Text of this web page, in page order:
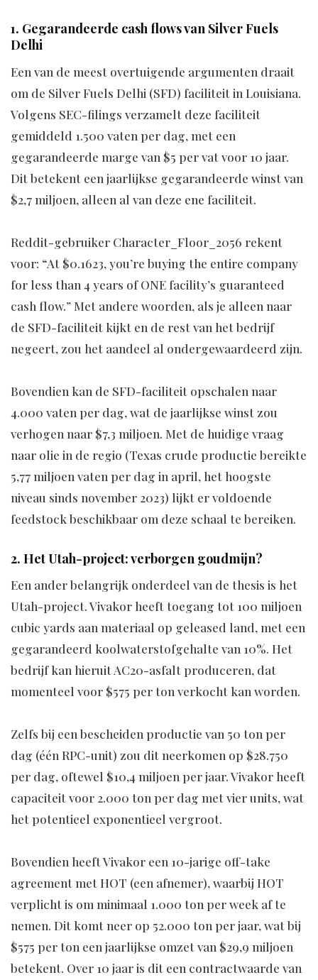
1. Gegarandeerde cash flows van Silver Fuels
Delhi
Een van de meest overtuigende argumenten draait
om de Silver Fuels Delhi (SFD) faciliteit in Louisiana.
Volgens SEC-filings verzamelt deze faciliteit
gemiddeld 1.500 vaten per dag, met een
gegarandeerde marge van $5 per vat voor 10 jaar.
Dit betekent een jaarlijkse gegarandeerde winst van
$2,7 miljoen, alleen al van deze ene faciliteit.
Reddit-gebruiker Character_Floor_2056 rekent
voor: “At $0.1623, you’re buying the entire company
for less than 4 years of ONE facility’s guaranteed
cash flow.” Met andere woorden, als je alleen naar
de SFD-faciliteit kijkt en de rest van het bedrijf
negeert, zou het aandeel al ondergewaardeerd zijn.
Bovendien kan de SFD-faciliteit opschalen naar
4.000 vaten per dag, wat de jaarlijkse winst zou
verhogen naar $7,3 miljoen. Met de huidige vraag
naar olie in de regio (Texas crude productie bereikte
5,77 miljoen vaten per dag in april, het hoogste
niveau sinds november 2023) lijkt er voldoende
feedstock beschikbaar om deze schaal te bereiken.
2. Het Utah-project: verborgen goudmijn?
Een ander belangrijk onderdeel van de thesis is het
Utah-project. Vivakor heeft toegang tot 100 miljoen
cubic yards aan materiaal op geleased land, met een
gegarandeerd koolwaterstofgehalte van 10%. Het
bedrijf kan hieruit AC20-asfalt produceren, dat
momenteel voor $575 per ton verkocht kan worden.
Zelfs bij een bescheiden productie van 50 ton per
dag (één RPC-unit) zou dit neerkomen op $28.750
per dag, oftewel $10,4 miljoen per jaar. Vivakor heeft
capaciteit voor 2.000 ton per dag met vier units, wat
het potentieel exponentieel vergroot.
Bovendien heeft Vivakor een 10-jarige off-take
agreement met HOT (een afnemer), waarbij HOT
verplicht is om minimaal 1.000 ton per week af te
nemen. Dit komt neer op 52.000 ton per jaar, wat bij
$575 per ton een jaarlijkse omzet van $29,9 miljoen
betekent. Over 10 jaar is dit een contractwaarde van